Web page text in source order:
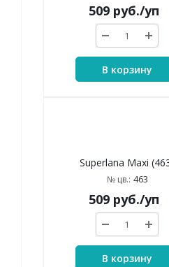
Superlana Maxi (212)
№ цв.: 212
509руб./уп